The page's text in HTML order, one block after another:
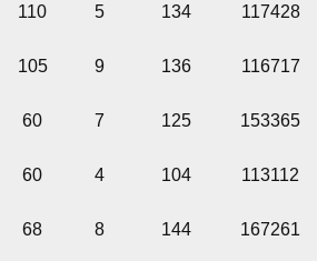
110 5 134 117428
105 9 136 116717
60 7 125 153365
60 4 104 113112
68 8 144 167261